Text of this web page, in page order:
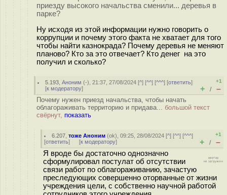
приезду высокого начальства сменили... деревья в
парке?
Ну исходя из этой информации нужно говорить о
коррупции и почему этого факта не хватает для того
чтобы найти казнокрада? Почему деревья не меняют
планово? Кто за это отвечает? Кто денег на это
получил и сколько?
5.193 ,Аноним (-), 21:37, 27/08/2024 [^] [^^] [^^^] [ответить]
[к модератору]
+1
+ / –
Почему нужен приезд начальства, чтобы начать
облагораживать территорию и придава... большой текст
свёрнут, показать
6.207 ,тоже Аноним (ok), 09:25, 28/08/2024 [^] [^^] [^^^]
[ответить] [к модератору]
+1
+ / –
Я вроде бы достаточно однозначно
сформулировал постулат об отсутствии
связи работ по облагораживанию, зачастую
преследующих совершенно оторванные от жизни
учреждения цели, с собственно научной работой